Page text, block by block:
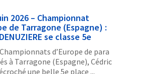
2026 – Championnat
de Tarragone (Espagne) :
se classe 5e
d’Europe de para
à Tarragone (Espagne), Cédric
une belle 5e place ...